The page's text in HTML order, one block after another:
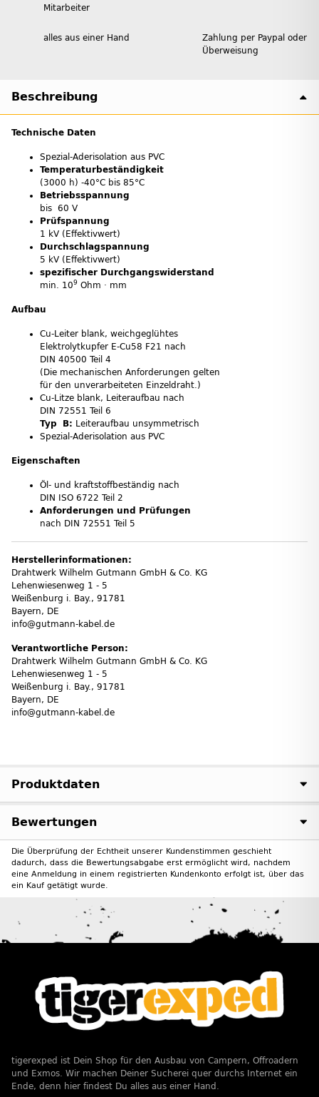
Mitarbeiter
alles aus einer Hand
Zahlung per Paypal oder
Überweisung
Beschreibung
Technische Daten
Spezial-Aderisolation aus PVC
Temperaturbeständigkeit
(3000 h) -40°C bis 85°C
Betriebsspannung
bis 60 V
Prüfspannung
1 kV (Effektivwert)
Durchschlagspannung
5 kV (Effektivwert)
spezifischer Durchgangswiderstand
min. 109 Ohm · mm
Aufbau
Cu-Leiter blank, weichgeglühtes
Elektrolytkupfer E-Cu58 F21 nach
DIN 40500 Teil 4
(Die mechanischen Anforderungen gelten
für den unverarbeiteten Einzeldraht.)
Cu-Litze blank, Leiteraufbau nach
DIN 72551 Teil 6
Typ B: Leiteraufbau unsymmetrisch
Spezial-Aderisolation aus PVC
Eigenschaften
Öl- und kraftstoffbeständig nach
DIN ISO 6722 Teil 2
Anforderungen und Prüfungen
nach DIN 72551 Teil 5
Herstellerinformationen:
Drahtwerk Wilhelm Gutmann GmbH & Co. KG
Lehenwiesenweg 1 - 5
Weißenburg i. Bay., 91781
Bayern, DE
info@gutmann-kabel.de
Verantwortliche Person:
Drahtwerk Wilhelm Gutmann GmbH & Co. KG
Lehenwiesenweg 1 - 5
Weißenburg i. Bay., 91781
Bayern, DE
info@gutmann-kabel.de
Produktdaten
Bewertungen
Die Überprüfung der Echtheit unserer Kundenstimmen geschieht
dadurch, dass die Bewertungsabgabe erst ermöglicht wird, nachdem
eine Anmeldung in einem registrierten Kundenkonto erfolgt ist, über das
ein Kauf getätigt wurde.
tigerexped ist Dein Shop für den Ausbau von Campern, Offroadern
und Exmos. Wir machen Deiner Sucherei quer durchs Internet ein
Ende, denn hier findest Du alles aus einer Hand.